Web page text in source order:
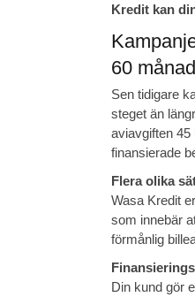
Kredit kan
60
Sen tidigare
steget än
aviavgiften 45
finansierade
Flera olika
Wasa Kredit
som innebär
förmånlig
Din kund gör